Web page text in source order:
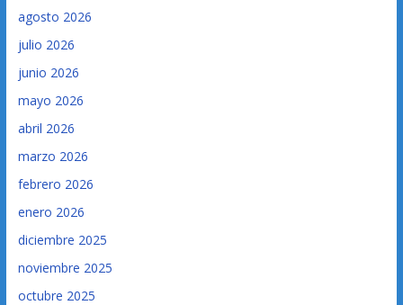
agosto 2026
julio 2026
junio 2026
mayo 2026
abril 2026
marzo 2026
febrero 2026
enero 2026
diciembre 2025
noviembre 2025
octubre 2025